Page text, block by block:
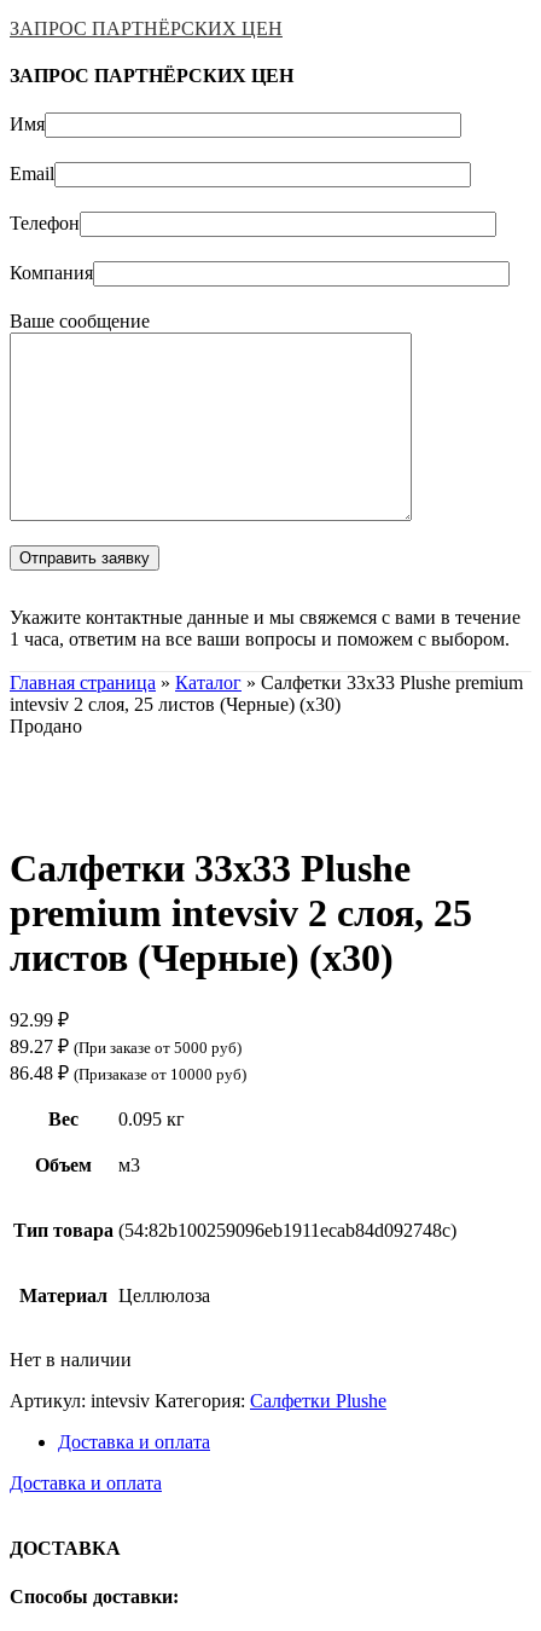
ЗАПРОС ПАРТНЁРСКИХ ЦЕН
ЗАПРОС ПАРТНЁРСКИХ ЦЕН
Имя
Email
Телефон
Компания
Ваше сообщение
Укажите контактные данные и мы свяжемся с вами в течение
1 часа, ответим на все ваши вопросы и поможем с выбором.
Главная страница » Каталог » Салфетки 33х33 Plushe premium
intevsiv 2 слоя, 25 листов (Черные) (х30)
Продано
Салфетки 33х33 Plushe
premium intevsiv 2 слоя, 25
листов (Черные) (х30)
92.99 ₽
89.27 ₽ (При заказе от 5000 руб)
86.48 ₽ (Призаказе от 10000 руб)
Вес 0.095 кг
Объем м3
Тип товара (54:82b100259096eb1911ecab84d092748c)
Материал Целлюлоза
Нет в наличии
Артикул: intevsiv Категория: Салфетки Plushe
Доставка и оплата
Доставка и оплата
ДОСТАВКА
Способы доставки: